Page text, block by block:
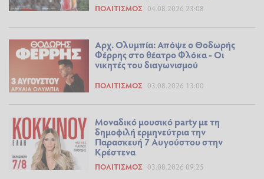
ΠΟΛΙΤΙΣΜΌΣ 04.08.2026 23:08
Αρχ. Ολυμπία: Απόψε ο Θοδωρής
Φέρρης στο θέατρο Φλόκα - Οι
νικητές του διαγωνισμού
ΠΟΛΙΤΙΣΜΌΣ 03.08.2026 13:00
Μοναδικό μουσικό party με τη
δημοφιλή ερμηνεύτρια την
Παρασκευή 7 Αυγούστου στην
Κρέστενα
ΠΟΛΙΤΙΣΜΌΣ 03.08.2026 09:25